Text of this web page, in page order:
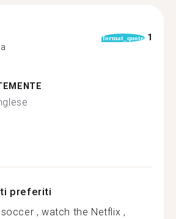
format_quote 1
preferiti
, watch the Netflix ,